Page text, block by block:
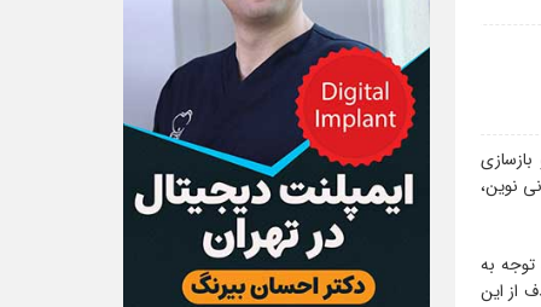
نوین،
توجه به
از این